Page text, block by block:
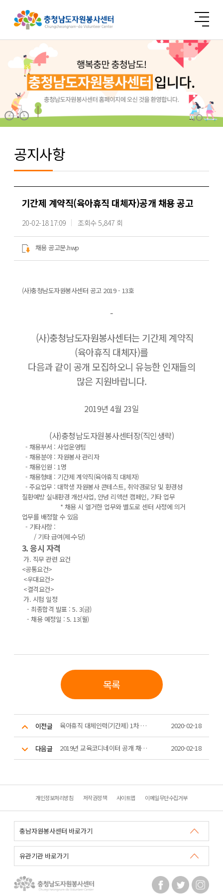
공지사항
기간제 계약직(육아휴직 대체자)공개 채용 공고
20-02-18 17:09 조회수 5,847 회
채용 공고문.hwp
(사)충청남도자원봉사센터 공고 2019 - 13호
-
(사)충청남도자원봉사센터는 기간제 계약직
(육아휴직 대체자)를
다음과 같이 공개 모집하오니 유능한 인재들의
많은 지원바랍니다.
2019년 4월 23일
(사)충청남도자원봉사센터장(직인생략)
- 채용부서 : 사업운영팀
- 채용분야 : 자원봉사 관리자
- 채용인원 : 1명
- 채용형태 : 기간제 계약직(육아휴직 대체자)
- 주요업무 : 대학생 자원봉사 콘테스트, 취약경로당 및 환경성
질환예방 실내환경 개선사업, 안녕 리액션 캠페인, 기타 업무
* 채용 시 열거한 업무와 별도로 센터 사정에 의거
업무를 배정할 수 있음
- 기타사항 :
/ 기타 급여(제⋅수당)
3. 응시 자격
가. 직무 관련 요건
<공통요건>
<우대요건>
<결격요건>
가. 시험 일정
- 최종합격 발표 : 5. 3(금)
- 채용 예정일 : 5. 13(월)
목록
이전글 육아휴직 대체인력(기간제) 1차 서류 전형 합격자 공고 2020-02-18
다음글 2019년 교육코디네이터 공개 채용 최종 합격자 공고 2020-02-18
개인정보처리방침 저작권정책 사이트맵 이메일무단수집거부